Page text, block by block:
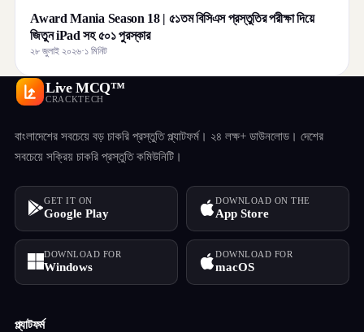
Award Mania Season 18 | ৫১তম বিসিএস প্রস্তুতির পরীক্ষা দিয়ে
জিতুন iPad সহ ৫০১ পুরস্কার
২৮ জুলাই ২০২৬·১ মিনিট
Live MCQ™
CRACKTECH
বাংলাদেশের সবচেয়ে বড় চাকরি প্রস্তুতি প্ল্যাটফর্ম। ২৪ লক্ষ+ ডাউনলোড। দেশের
সবচেয়ে সক্রিয় চাকরি প্রস্তুতি কমিউনিটি।
GET IT ON
Google Play
DOWNLOAD ON THE
App Store
DOWNLOAD FOR
Windows
DOWNLOAD FOR
macOS
প্ল্যাটফর্ম